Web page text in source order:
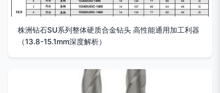
株洲钻石SU系列整体硬质合金钻头 高性能通用加工利器
（13.8-15.1mm深度解析）